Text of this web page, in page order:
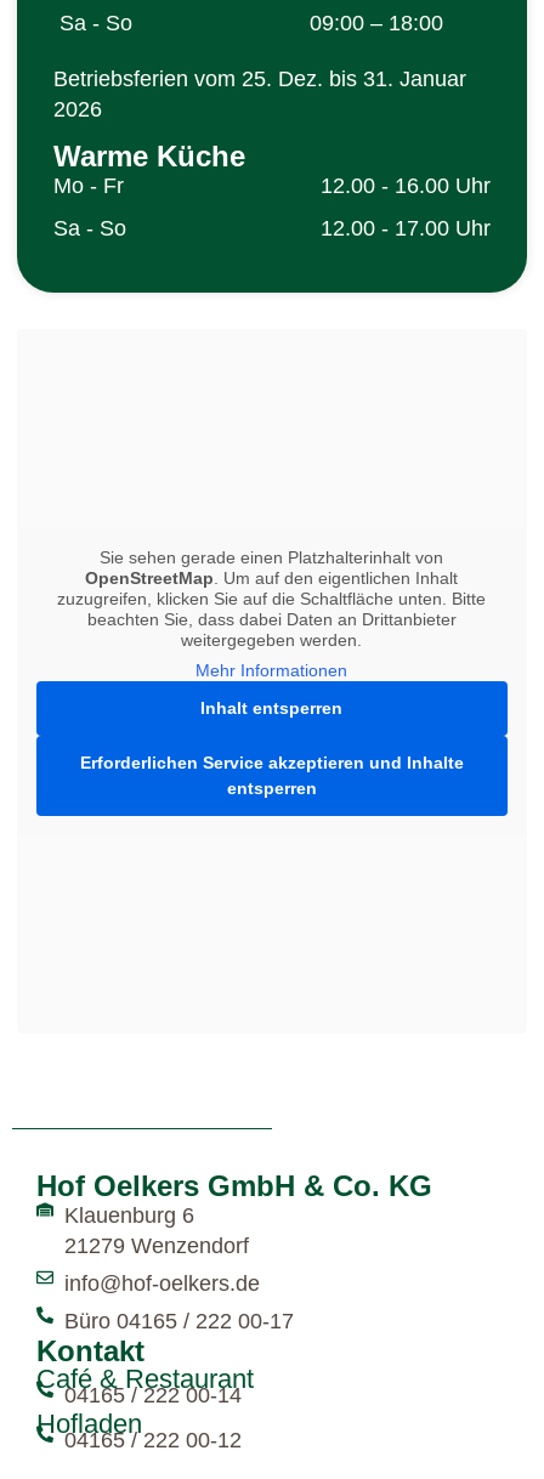
Sie sehen gerade einen Platzhalterinhalt von
OpenStreetMap . Um auf den eigentlichen Inhalt
zuzugreifen, klicken Sie auf die Schaltfläche unten. Bitte
beachten Sie, dass dabei Daten an Drittanbieter
weitergegeben werden.
Mehr Informationen
Inhalt entsperren
Erforderlichen Service akzeptieren und Inhalte
entsperren
Sa - So
09:00 – 18:00
Betriebsferien vom 25. Dez. bis 31. Januar
2026
Warme Küche
Mo - Fr
12.00 - 16.00 Uhr
Sa - So
12.00 - 17.00 Uhr
Hof Oelkers GmbH & Co. KG
Klauenburg 6
21279 Wenzendorf
info@hof-oelkers.de
Büro 04165 / 222 00-17
Kontakt
Café & Restaurant
04165 / 222 00-14
Hofladen
04165 / 222 00-12